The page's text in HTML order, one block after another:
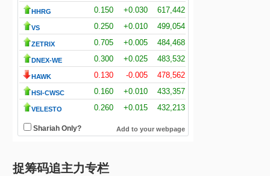
捉筹码追主力专栏